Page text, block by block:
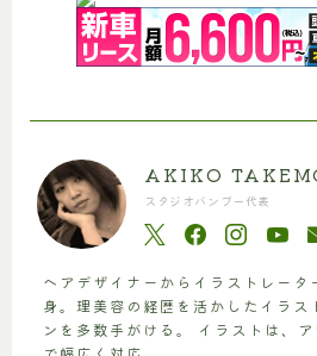
AKIKO
スタジオバンブー代表
ヘアデザイナーからイラストレータ
身。理美容の経歴を活かしたイラス
ンを多数手がける。 イラストは、